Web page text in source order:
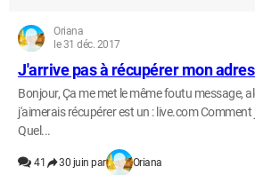
Oriana
le 31 déc. 2017
J'arrive pas à récupérer mon
Bonjour, Ça me met le même foutu message,
j'aimerais récupérer est un : live.com
Quel...
41 30 juin par Oriana